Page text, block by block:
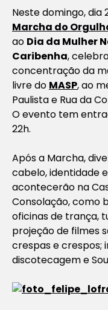
Neste domingo, dia
Marcha do
ao Dia da Mulher
Caribenha,
concentração da
livre do MASP, ao
Paulista e Rua da
O evento tem
22h.
Após a Marcha,
cabelo, identidade
acontecerão na
Consolação, como
oficinas de trança,
projeção de filmes
crespas e crespos;
discotecagem e